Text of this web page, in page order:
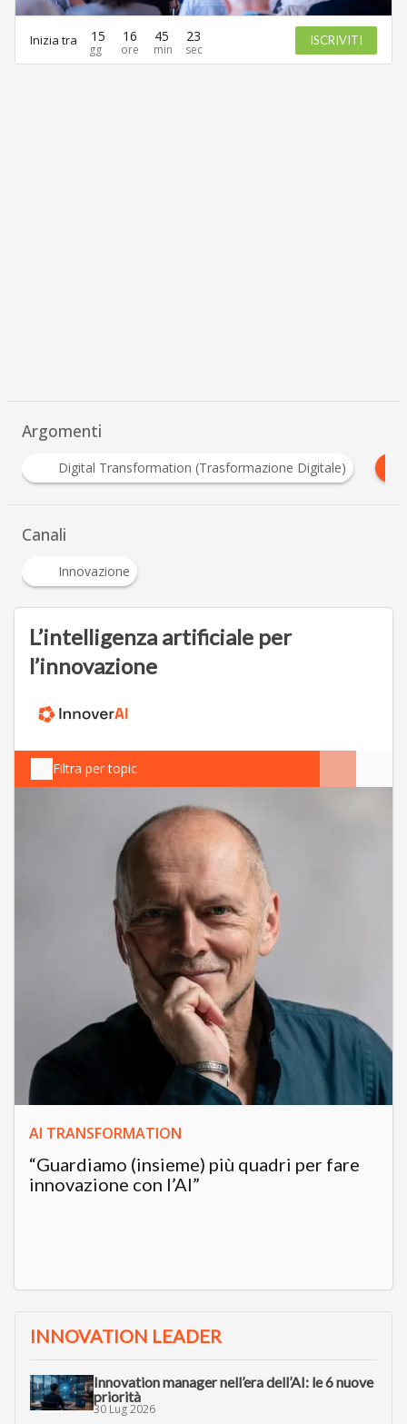
Inizia tra 15 16 45 23 ISCRIVITI
Argomenti
Transformation (Trasformazione Digitale) I Internet
Canali
Innovazione
L’intelligenza artificiale per
l’innovazione
Filtra per topic
AI TRANSFORMATION
“Guardiamo (insieme) più quadri per fare
innovazione con l’AI”
INNOVATION LEADER
Innovation manager nell’era dell’AI: le 6 nuove
priorità
30 Lug 2026